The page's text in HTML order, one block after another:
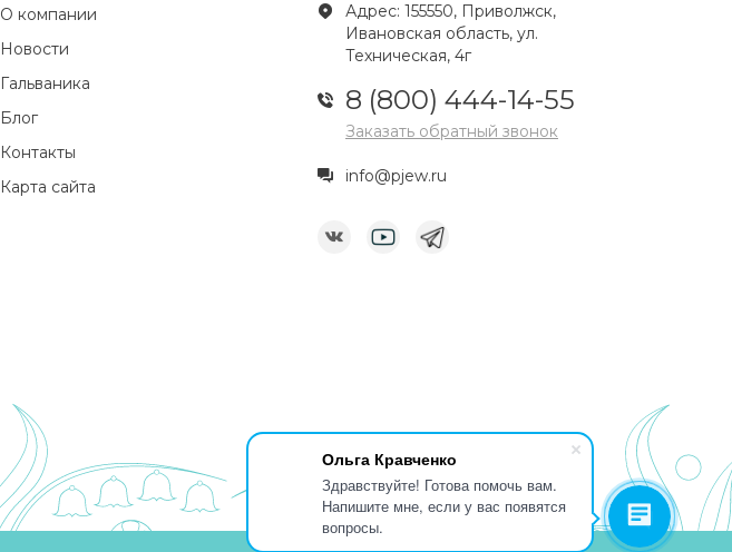
Ольга Кравченко
Здравствуйте! Готова помочь вам.
Напишите мне, если у вас появятся
вопросы.
О компании
Новости
Гальваника
Блог
Контакты
Карта сайта
Адрес: 155550, Приволжск,
Ивановская область, ул.
Техническая, 4г
8 (800) 444-14-55
Заказать обратный звонок
info@pjew.ru